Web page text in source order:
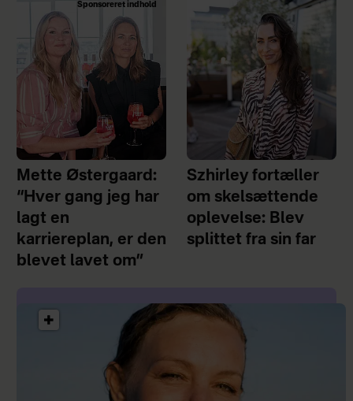
Sponsoreret indhold
Mette Østergaard:
“Hver gang jeg har
lagt en
karriereplan, er den
blevet lavet om”
Szhirley fortæller
om skelsættende
oplevelse: Blev
splittet fra sin far